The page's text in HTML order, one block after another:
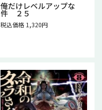
俺だけレベルアップな
件 ２５
税込価格 1,320円